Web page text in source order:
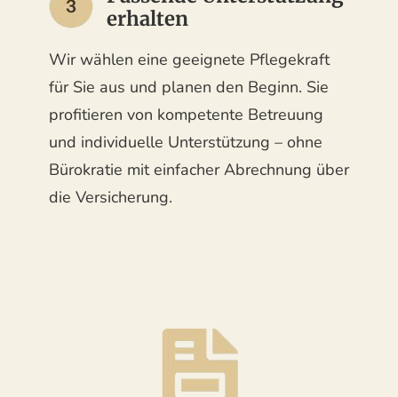
erhalten
Wir wählen eine geeignete Pflegekraft
für Sie aus und planen den Beginn. Sie
profitieren von kompetente Betreuung
und individuelle Unterstützung – ohne
Bürokratie mit einfacher Abrechnung über
die Versicherung.